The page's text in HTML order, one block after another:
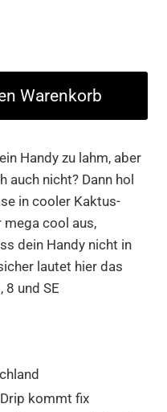
Warenkorb
Handy zu lahm, aber
auch nicht? Dann hol
in cooler Kaktus-
mega cool aus,
dein Handy nicht in
lautet hier das
und SE
kommt fix